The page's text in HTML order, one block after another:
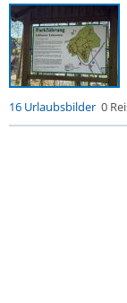
16 Urlaubsbilder 0